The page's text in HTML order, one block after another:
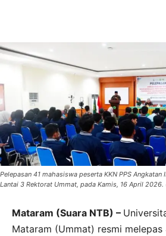
Pelepasan 41 mahasiswa peserta KKN PPS Angkatan
Lantai 3 Rektorat Ummat, pada Kamis, 16 April 2026.
Mataram (Suara NTB) –
Mataram (Ummat) resmi melepas